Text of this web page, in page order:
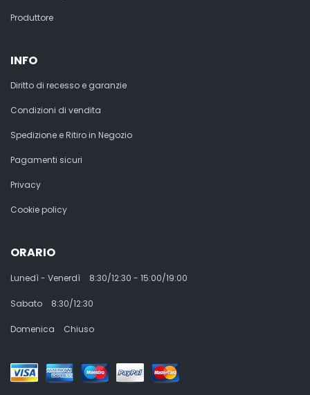
Produttore
INFO
Diritto di recesso e garanzie
Condizioni di vendita
Spedizione e Ritiro in Negozio
Pagamenti sicuri
Privacy
Cookie policy
ORARIO
Lunedì - Venerdì 8:30/12:30 - 15:00/19:00
Sabato 8:30/12:30
Domenica Chiuso